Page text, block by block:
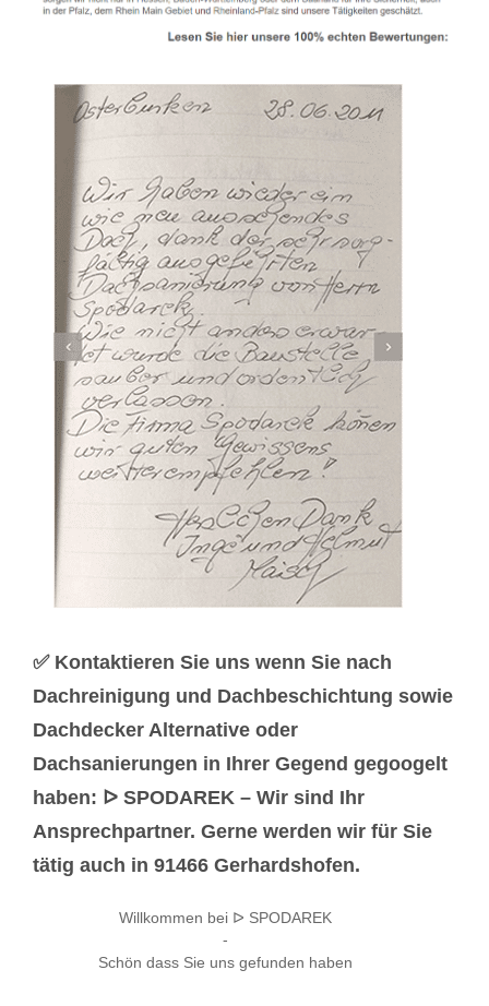
✅ Kontaktieren Sie uns wenn Sie nach
Dachreinigung und Dachbeschichtung sowie
Dachdecker Alternative oder
Dachsanierungen in Ihrer Gegend gegoogelt
haben: ᐅ SPODAREK – Wir sind Ihr
Ansprechpartner. Gerne werden wir für Sie
tätig auch in 91466 Gerhardshofen.
Willkommen bei ᐅ SPODAREK
-
Schön dass Sie uns gefunden haben